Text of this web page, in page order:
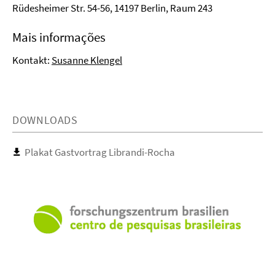
Rüdesheimer Str. 54-56, 14197 Berlin, Raum 243
Mais informações
Kontakt: Susanne Klengel
DOWNLOADS
Plakat Gastvortrag Librandi-Rocha